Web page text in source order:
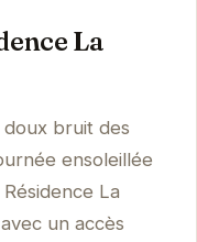
La
bruit des
ensoleillée
La
un accès